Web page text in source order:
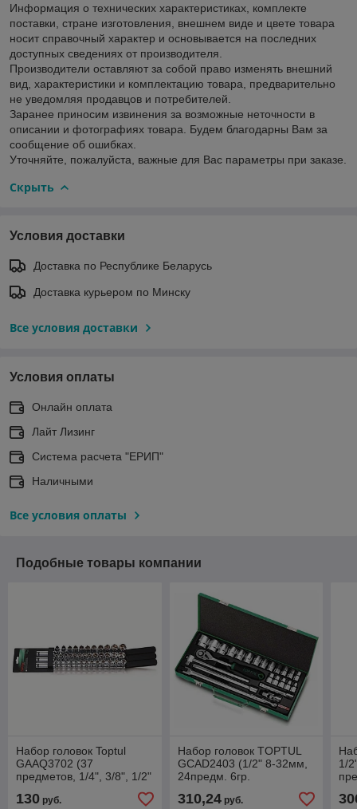
Информация о технических характеристиках, комплекте
поставки, стране изготовления, внешнем виде и цвете товара
носит справочный характер и основывается на последних
доступных сведениях от производителя.
Производители оставляют за собой право изменять внешний
вид, характеристики и комплектацию товара, предварительно
не уведомляя продавцов и потребителей.
Заранее приносим извинения за возможные неточности в
описании и фотографиях товара. Будем благодарны Вам за
сообщение об ошибках.
Уточняйте, пожалуйста, важные для Вас параметры при заказе.
Скрыть
Условия доставки
Доставка по Республике Беларусь
Доставка курьером по Минску
Все условия доставки
Условия оплаты
Онлайн оплата
Лайт Лизинг
Система расчета "ЕРИП"
Наличными
Все условия оплаты
Подобные товары компании
Набор головок Toptul
GAAQ3702 (37
предметов, 1/4", 3/8", 1/2"
130 руб.
Набор головок TOPTUL
GCAD2403 (1/2" 8-32мм,
24предм. 6гр.
310,24руб.
1/